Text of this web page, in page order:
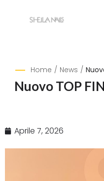
Home / News /
Nuovo TOP
Aprile 7, 2026